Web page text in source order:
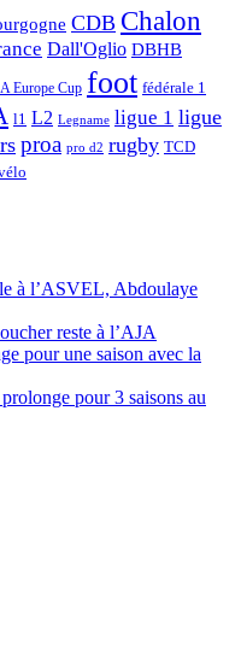
CDB Chalon
Dall'Oglio DBHB
Europe Cup foot fédérale 1
l1 L2 Legname ligue 1 ligue
proa pro d2 rugby TCD
à l’ASVEL, Abdoulaye
reste à l’AJA
pour une saison avec la
pour 3 saisons au